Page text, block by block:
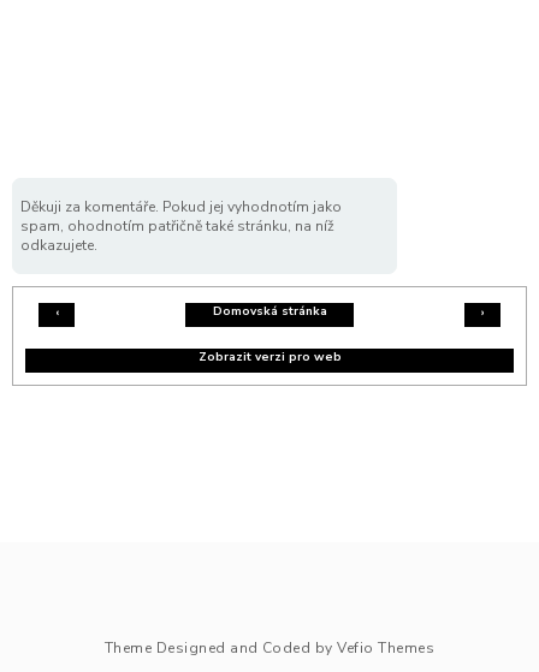
Děkuji za komentáře. Pokud jej vyhodnotím jako
spam, ohodnotím patřičně také stránku, na níž
odkazujete.
‹ ›
Domovská stránka
Zobrazit verzi pro web
Theme Designed and Coded byVefio Themes